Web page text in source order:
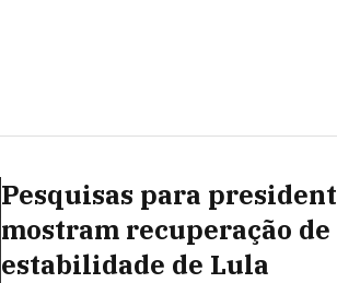
Pesquisas para
mostram recuperação
estabilidade de Lula